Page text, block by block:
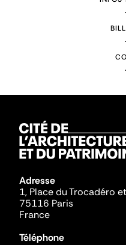
Adresse
1, Place du Trocadéro
75116 Paris
France
Téléphone